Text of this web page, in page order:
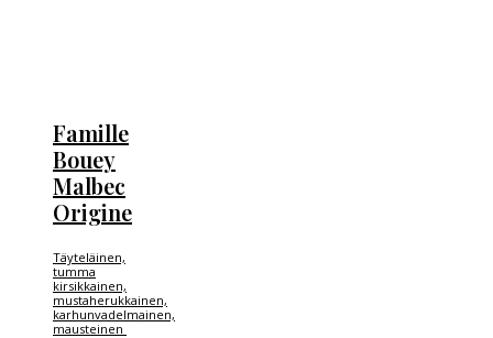
Famille
Bouey
Malbec
Origine
Täyteläinen,
tumma
kirsikkainen,
mustaherukkainen,
karhunvadelmainen,
mausteinen